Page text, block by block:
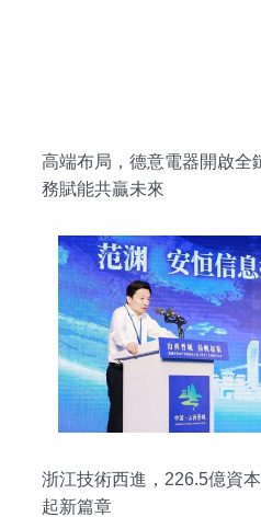
高端布局，德意電器開啟全
務賦能共贏未來
浙江技術西進，226.5億資
起新篇章